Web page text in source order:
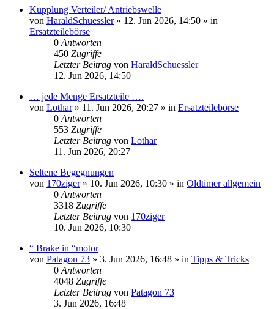
Kupplung Verteiler/ Antriebswelle
von HaraldSchuessler» 12. Jun 2026, 14:50 » in
Ersatzteilebörse
0 Antworten
450 Zugriffe
Letzter Beitrag von HaraldSchuessler
12. Jun 2026, 14:50
… jede Menge Ersatzteile ….
von Lothar» 11. Jun 2026, 20:27 » in Ersatzteilebörse
0 Antworten
553 Zugriffe
Letzter Beitrag von Lothar
11. Jun 2026, 20:27
Seltene Begegnungen
von 170ziger» 10. Jun 2026, 10:30 » in Oldtimer allgemein
0 Antworten
3318 Zugriffe
Letzter Beitrag von 170ziger
10. Jun 2026, 10:30
“ Brake in “motor
von Patagon 73 » 3. Jun 2026, 16:48 » in Tipps & Tricks
0 Antworten
4048 Zugriffe
Letzter Beitrag von Patagon 73
3. Jun 2026, 16:48